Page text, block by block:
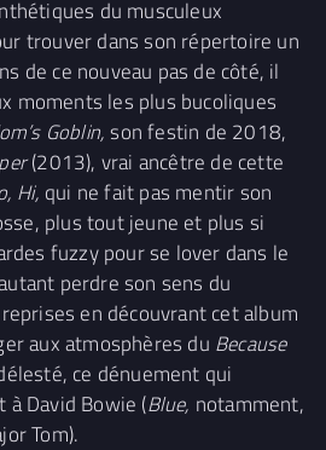
du musculeux
trouver dans son répertoire un
de ce nouveau pas de côté, il
moments les plus bucoliques
Goblin,son festin de 2018,
(2013), vrai ancêtre de cette
Hi, qui ne fait pas mentir son
plus tout jeune et plus si
fuzzy pour se lover dans le
perdre son sens du
en découvrant cet album
aux atmosphères du Because
ce dénuement qui
David Bowie (Blue, notamment,
Tom).